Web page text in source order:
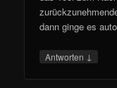
dann ginge es
Antworten ↓